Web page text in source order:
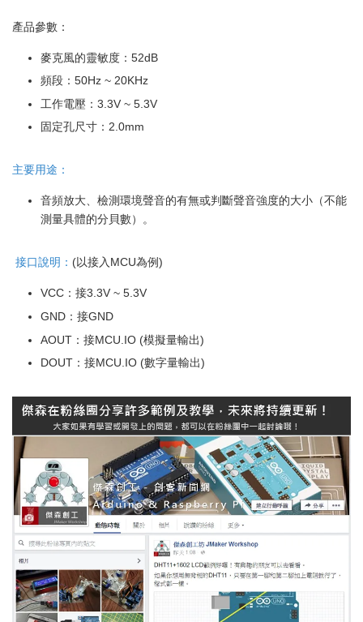
產品參數：
麥克風的靈敏度：52dB
頻段：50Hz ~ 20KHz
工作電壓：3.3V ~ 5.3V
固定孔尺寸：2.0mm
主要用途：
音頻放大、檢測環境聲音的有無或判斷聲音強度的大小（不能
測量具體的分貝數）。
接口說明： (以接入MCU為例)
VCC：接3.3V ~ 5.3V
GND：接GND
AOUT：接MCU.IO (模擬量輸出)
DOUT：接MCU.IO (數字量輸出)